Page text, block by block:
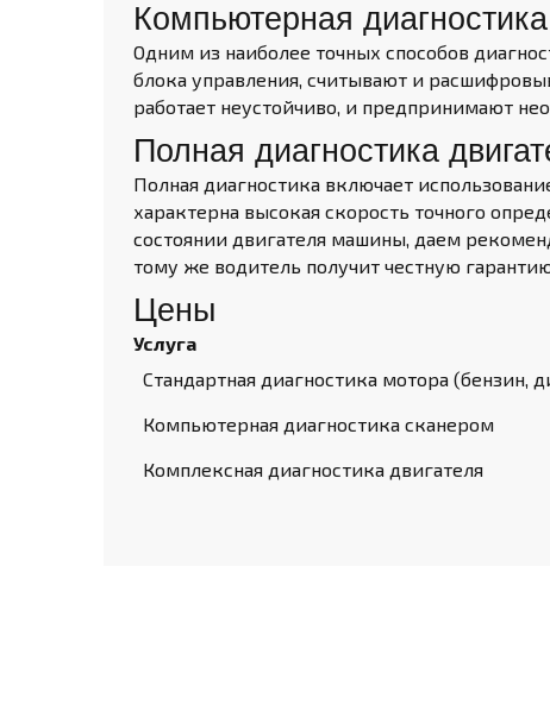
Компьютерная
Одним из наиболее точных способов
блока управления, считывают и
работает неустойчиво, и предпринимают
Полная диагностика
Полная диагностика включает
характерна высокая скорость точного
состоянии двигателя машины, даем
тому же водитель получит честную
Цены
Услуга
Стандартная диагностика мотора (бензин,
Компьютерная диагностика сканером
Комплексная диагностика двигателя